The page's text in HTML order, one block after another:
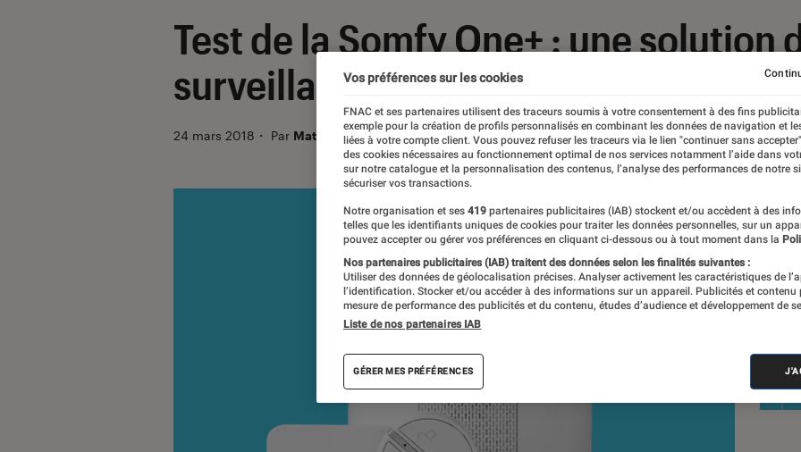
Test de la Somfy One+ : une solution
surveillance complète et efficace
24 mars 2018 ・ Par Mathieu Freitas
VOIR
Vos préférences sur les cookies
FNAC et ses partenaires utilisent des traceurs soumis à votre consentement à des fins
exemple pour la création de profils personnalisés en combinant les données de navigation et
liées à votre compte client. Vous pouvez refuser les traceurs via le lien "continuer sans
des cookies nécessaires au fonctionnement optimal de nos services notamment l’aide dans
sur notre catalogue et la personnalisation des contenus, l’analyse des performances de notre
sécuriser vos transactions.
Notre organisation et ses 419 partenaires publicitaires (IAB) stockent et/ou accèdent à des
telles que les identifiants uniques de cookies pour traiter les données personnelles, sur un
pouvez accepter ou gérer vos préférences en cliquant ci-dessous ou à tout moment dans la
Nos partenaires publicitaires (IAB) traitent des données selon les finalités suivantes :
Utiliser des données de géolocalisation précises. Analyser activement les caractéristiques de
l’identification. Stocker et/ou accéder à des informations sur un appareil. Publicités et contenu
mesure de performance des publicités et du contenu, études d’audience et développement de
Liste de nos partenaires IAB
GÉRER MES PRÉFÉRENCES